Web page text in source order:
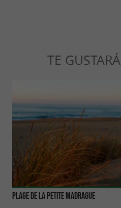
TE GUSTARÁ
Plage de la petite Madrague